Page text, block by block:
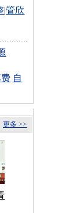
|管欣
自
更多 >>